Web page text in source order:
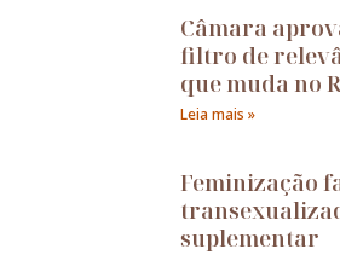
Câmara
filtro de
que muda no
Leia mais »
Feminização
suplementar